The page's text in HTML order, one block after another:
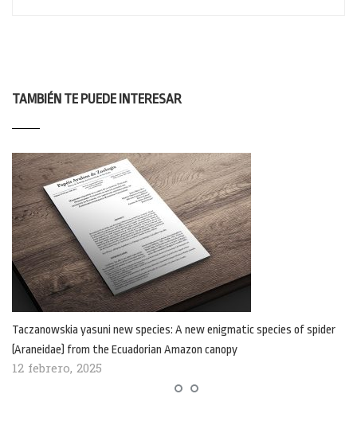
TAMBIÉN TE PUEDE INTERESAR
Taczanowskia yasuni new species: A new enigmatic species of spider
(Araneidae) from the Ecuadorian Amazon canopy
12 febrero, 2025